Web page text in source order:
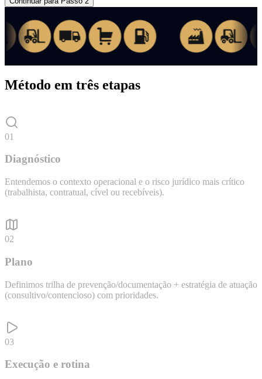
Método em três etapas
01
Diagnóstico
Entendemos o contexto operacional e o risco jurídico mais crítico
(trabalhista, contratual, cível ou recebíveis).
02
Plano
Definimos trilha de prevenção/documentação + estratégia de atuação
(consultivo/contencioso) com prioridades.
03
Execução e rotina